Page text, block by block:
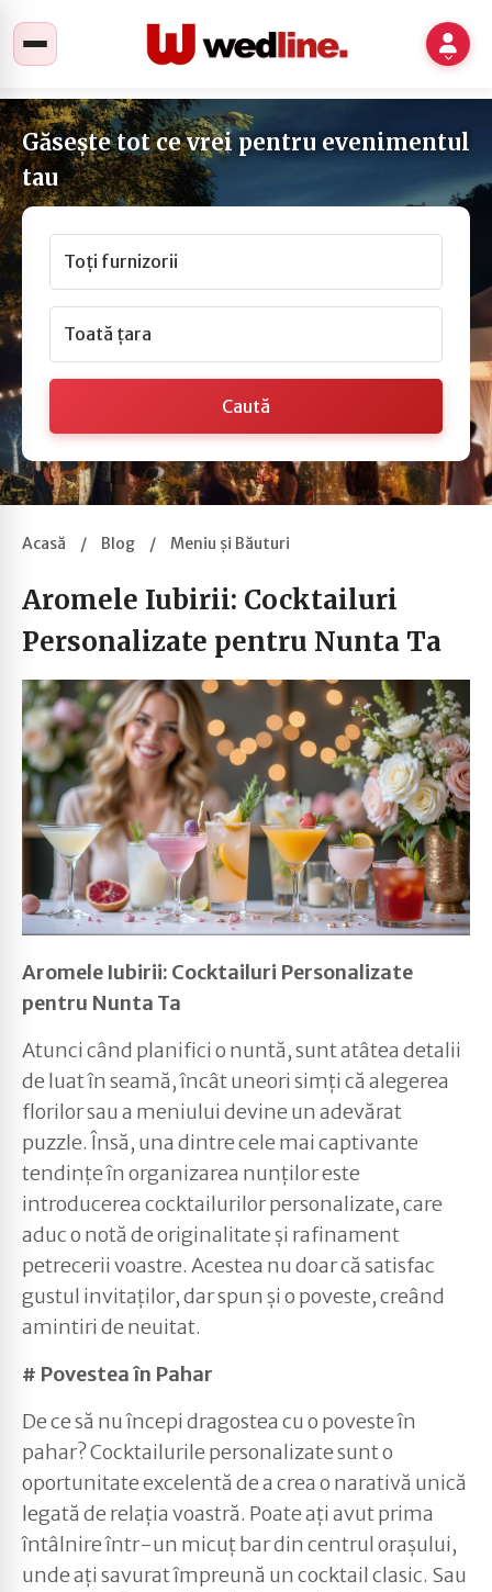
Găsește tot ce vrei pentru evenimentul
tau
Toți furnizorii
Toată țara
Caută
Acasă / Blog / Meniu și Băuturi
Aromele Iubirii: Cocktailuri
Personalizate pentru Nunta Ta
Aromele Iubirii: Cocktailuri Personalizate
pentru Nunta Ta
Atunci când planifici o nuntă, sunt atâtea detalii
de luat în seamă, încât uneori simți că alegerea
florilor sau a meniului devine un adevărat
puzzle. Însă, una dintre cele mai captivante
tendințe în organizarea nunților este
introducerea cocktailurilor personalizate, care
aduc o notă de originalitate și rafinament
petrecerii voastre. Acestea nu doar că satisfac
gustul invitaților, dar spun și o poveste, creând
amintiri de neuitat.
# Povestea în Pahar
De ce să nu începi dragostea cu o poveste în
pahar? Cocktailurile personalizate sunt o
oportunitate excelentă de a crea o narativă unică
legată de relația voastră. Poate ați avut prima
întâlnire într-un micuț bar din centrul orașului,
unde ați savurat împreună un cocktail clasic. Sau